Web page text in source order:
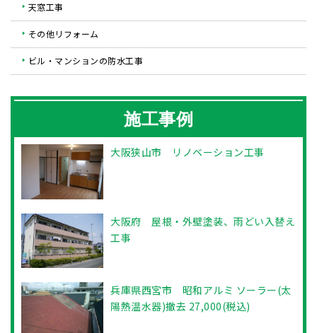
天窓工事
その他リフォーム
ビル・マンションの防水工事
施工事例
大阪狭山市 リノベーション工事
大阪府 屋根・外壁塗装、雨どい入替え
工事
兵庫県西宮市 昭和アルミ ソーラー(太
陽熱温水器)撤去 27,000(税込)